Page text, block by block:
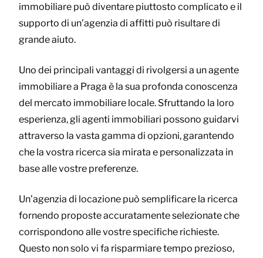
immobiliare può diventare piuttosto complicato e il
supporto di un’agenzia di affitti può risultare di
grande aiuto.
Uno dei principali vantaggi di rivolgersi a un agente
immobiliare a Praga è la sua profonda conoscenza
del mercato immobiliare locale. Sfruttando la loro
esperienza, gli agenti immobiliari possono guidarvi
attraverso la vasta gamma di opzioni, garantendo
che la vostra ricerca sia mirata e personalizzata in
base alle vostre preferenze.
Un’agenzia di locazione può semplificare la ricerca
fornendo proposte accuratamente selezionate che
corrispondono alle vostre specifiche richieste.
Questo non solo vi fa risparmiare tempo prezioso,